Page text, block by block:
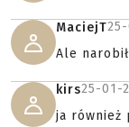
MaciejT
Ale
kirs25-01-
ja również